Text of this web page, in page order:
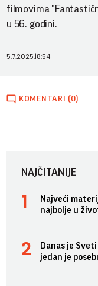
filmovima
u 56. godini.
5.7.2025.|8:54
KOMENTARI (0)
NAJČITANIJE
Najveći
najbolje u
Danas je
jedan je